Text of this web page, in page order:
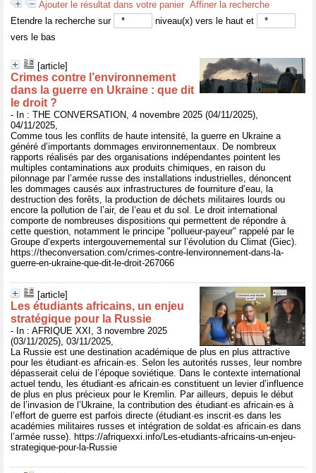
Ajouter le résultat dans votre panier Affiner la recherche
Etendre la recherche sur
niveau(x) vers le haut et
vers le bas
[article]
Crimes contre l’environnement
dans la guerre en Ukraine : que dit
le droit ?
- In : THE CONVERSATION, 4 novembre 2025 (04/11/2025),
04/11/2025,
Comme tous les conflits de haute intensité, la guerre en Ukraine a
généré d’importants dommages environnementaux. De nombreux
rapports réalisés par des organisations indépendantes pointent les
multiples contaminations aux produits chimiques, en raison du
pilonnage par l’armée russe des installations industrielles, dénoncent
les dommages causés aux infrastructures de fourniture d’eau, la
destruction des forêts, la production de déchets militaires lourds ou
encore la pollution de l’air, de l’eau et du sol. Le droit international
comporte de nombreuses dispositions qui permettent de répondre à
cette question, notamment le principe "pollueur-payeur" rappelé par le
Groupe d’experts intergouvernemental sur l’évolution du Climat (Giec).
https://theconversation.com/crimes-contre-lenvironnement-dans-la-
guerre-en-ukraine-que-dit-le-droit-267066
[article]
Les étudiants africains, un enjeu
stratégique pour la Russie
- In : AFRIQUE XXI, 3 novembre 2025
(03/11/2025), 03/11/2025,
La Russie est une destination académique de plus en plus attractive
pour les étudiant·es africain·es. Selon les autorités russes, leur nombre
dépasserait celui de l’époque soviétique. Dans le contexte international
actuel tendu, les étudiant·es africain·es constituent un levier d’influence
de plus en plus précieux pour le Kremlin. Par ailleurs, depuis le début
de l’invasion de l’Ukraine, la contribution des étudiant·es africain·es à
l’effort de guerre est parfois directe (étudiant·es inscrit·es dans les
académies militaires russes et intégration de soldat·es africain·es dans
l’armée russe). https://afriquexxi.info/Les-etudiants-africains-un-enjeu-
strategique-pour-la-Russie